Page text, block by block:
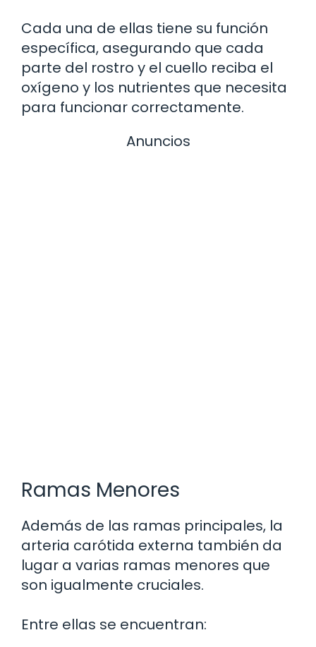
Cada una de ellas tiene su función
específica, asegurando que cada
parte del rostro y el cuello reciba el
oxígeno y los nutrientes que necesita
para funcionar correctamente.
Anuncios
Ramas Menores
Además de las ramas principales, la
arteria carótida externa también da
lugar a varias ramas menores que
son igualmente cruciales.
Entre ellas se encuentran: